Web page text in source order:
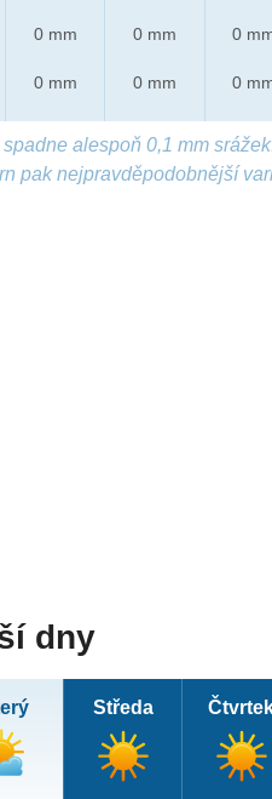
0 mm
0 mm
0 mm
0 mm
0
0
alespoň 0,1 mm
pak nejpravděpodobnější
dny
Středa